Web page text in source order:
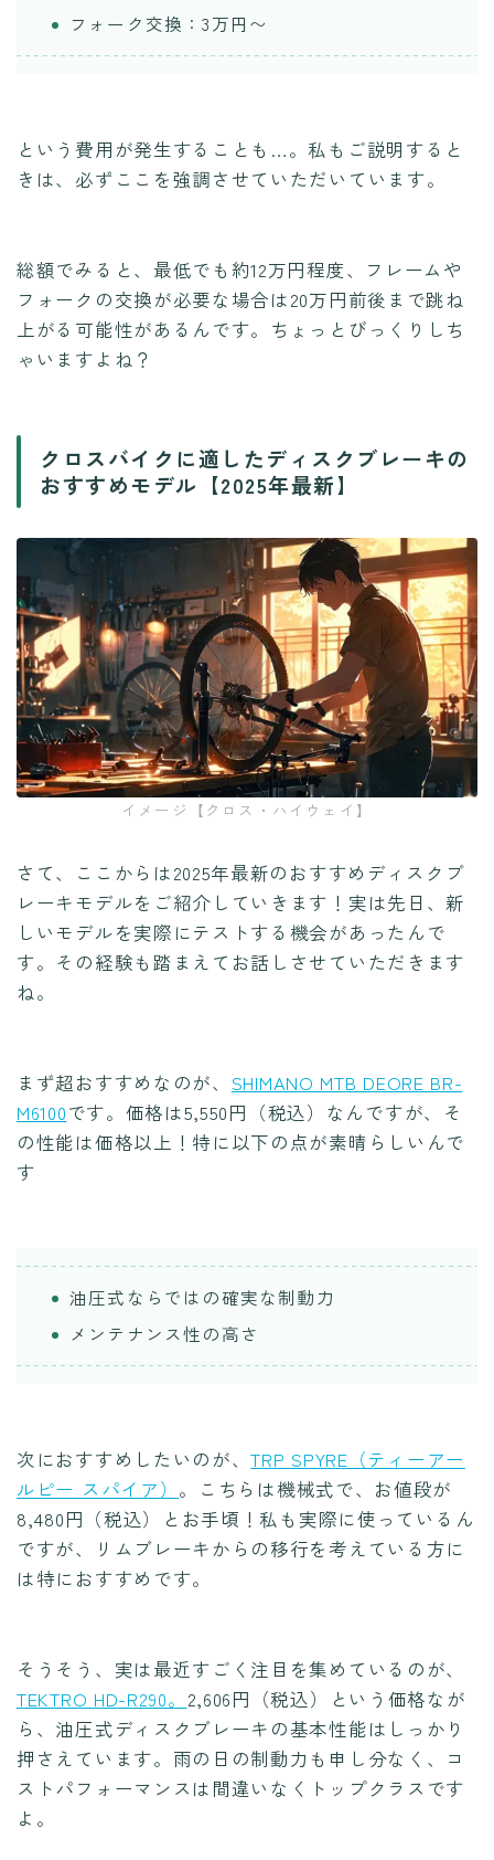
フォーク交換：3万円〜
という費用が発生することも…。私もご説明すると
きは、必ずここを強調させていただいています。
総額でみると、最低でも約12万円程度、フレームや
フォークの交換が必要な場合は20万円前後まで跳ね
上がる可能性があるんです。ちょっとびっくりしち
ゃいますよね？
クロスバイクに適したディスクブレーキの
おすすめモデル【2025年最新】
イメージ【クロス・ハイウェイ】
さて、ここからは2025年最新のおすすめディスクブ
レーキモデルをご紹介していきます！実は先日、新
しいモデルを実際にテストする機会があったんで
す。その経験も踏まえてお話しさせていただきます
ね。
まず超おすすめなのが、 SHIMANO MTB DEORE BR-
M6100です。価格は5,550円（税込）なんですが、そ
の性能は価格以上！特に以下の点が素晴らしいんで
す
油圧式ならではの確実な制動力
メンテナンス性の高さ
次におすすめしたいのが、TRP SPYRE（ティーアー
ルピー スパイア） 。こちらは機械式で、お値段が
8,480円（税込）とお手頃！私も実際に使っているん
ですが、リムブレーキからの移行を考えている方に
は特におすすめです。
そうそう、実は最近すごく注目を集めているのが、
TEKTRO HD-R290。 2,606円（税込）という価格なが
ら、油圧式ディスクブレーキの基本性能はしっかり
押さえています。雨の日の制動力も申し分なく、コ
ストパフォーマンスは間違いなくトップクラスです
よ。